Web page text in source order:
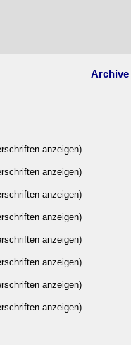
Archive
anzeigen)
anzeigen)
anzeigen)
anzeigen)
anzeigen)
anzeigen)
anzeigen)
anzeigen)